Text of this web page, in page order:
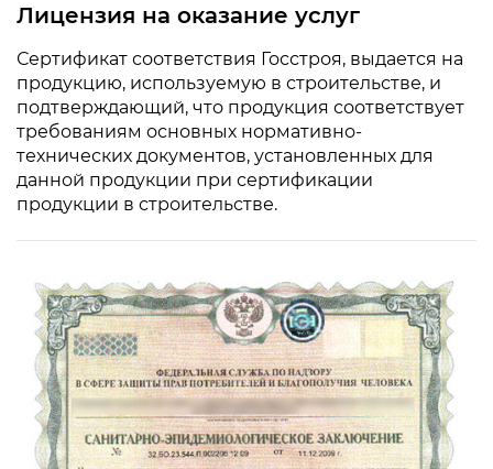
Лицензия на оказание услуг
Сертификат соответствия Госстроя, выдается на
продукцию, используемую в строительстве, и
подтверждающий, что продукция соответствует
требованиям основных нормативно-
технических документов, установленных для
данной продукции при сертификации
продукции в строительстве.